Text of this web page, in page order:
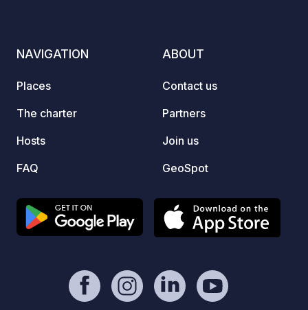
NAVIGATION
Places
The charter
Hosts
FAQ
ABOUT
Contact us
Partners
Join us
GeoSpot